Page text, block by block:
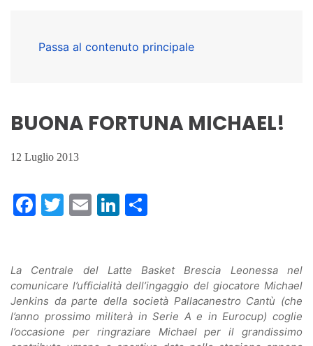
Passa al contenuto principale
BUONA FORTUNA MICHAEL!
12 Luglio 2013
Facebook
Twitter
EmailLinkedIn
La Centrale del Latte Basket Brescia Leonessa nel
comunicare l’ufficialità dell’ingaggio del giocatore Michael
Jenkins da parte della società Pallacanestro Cantù (che
l’anno prossimo militerà in Serie A e in Eurocup) coglie
l’occasione per ringraziare Michael per il grandissimo